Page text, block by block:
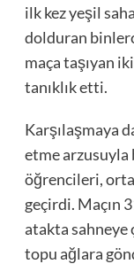
ilk kez yeşil
dolduran
maça taşıyan
tanıklık etti.
Karşılaşmaya
etme arzusuyla
öğrencileri,
geçirdi. Maçın
atakta sahneye
topu ağlara